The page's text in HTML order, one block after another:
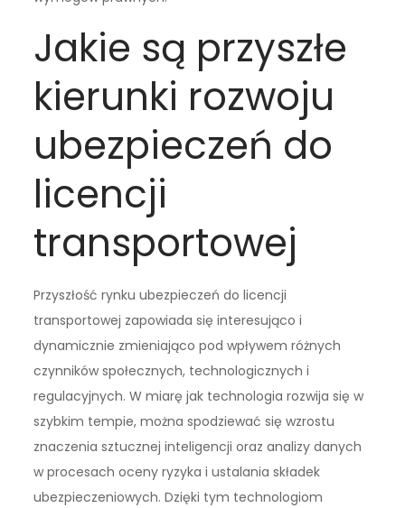
Jakie są przyszłe
kierunki rozwoju
ubezpieczeń do
licencji
transportowej
Przyszłość rynku ubezpieczeń do licencji
transportowej zapowiada się interesująco i
dynamicznie zmieniająco pod wpływem różnych
czynników społecznych, technologicznych i
regulacyjnych. W miarę jak technologia rozwija się w
szybkim tempie, można spodziewać się wzrostu
znaczenia sztucznej inteligencji oraz analizy danych
w procesach oceny ryzyka i ustalania składek
ubezpieczeniowych. Dzięki tym technologiom